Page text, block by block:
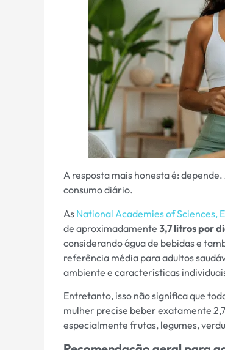
A resposta mais honesta é:
consumo diário.
As National Academies of Sciences,
de aproximadamente 3,7 litros por
considerando água de bebidas e
referência média para adultos
ambiente e características
Entretanto, isso não significa que
mulher precise beber exatamente
especialmente frutas, legumes,